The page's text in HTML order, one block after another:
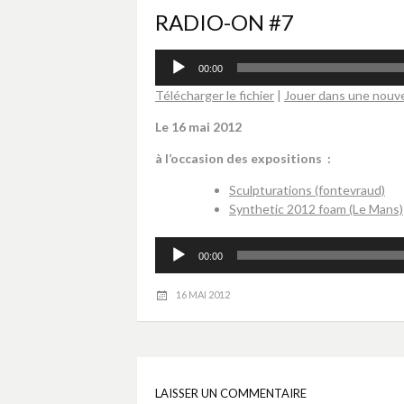
RADIO-ON #7
Lecteur
audio
00:00
Télécharger le fichier | Jouer dans une
Le 16 mai 2012
à l’occasion des expositions :
Sculpturations (fontevraud)
Synthetic 2012 foam (Le Mans)
Lecteur
audio
00:00
16 MAI 2012
LAISSER UN COMMENTAIRE